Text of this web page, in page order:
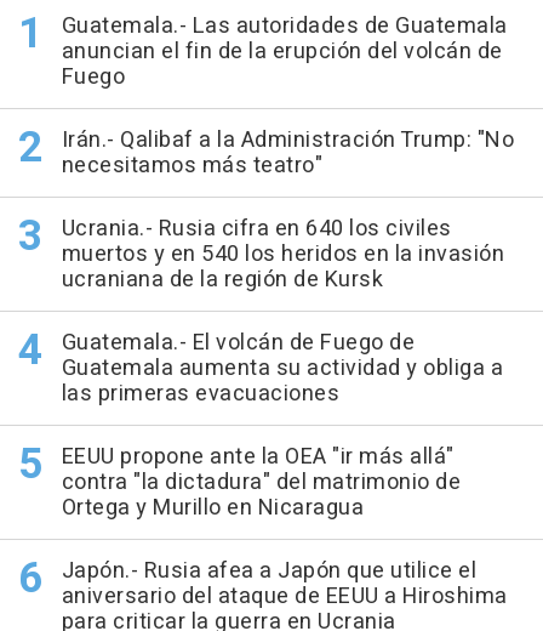
Guatemala.- Las autoridades de Guatemala
anuncian el fin de la erupción del volcán de
Fuego
Irán.- Qalibaf a la Administración Trump: "No
necesitamos más teatro"
Ucrania.- Rusia cifra en 640 los civiles
muertos y en 540 los heridos en la invasión
ucraniana de la región de Kursk
Guatemala.- El volcán de Fuego de
Guatemala aumenta su actividad y obliga a
las primeras evacuaciones
EEUU propone ante la OEA "ir más allá"
contra "la dictadura" del matrimonio de
Ortega y Murillo en Nicaragua
Japón.- Rusia afea a Japón que utilice el
aniversario del ataque de EEUU a Hiroshima
para criticar la guerra en Ucrania